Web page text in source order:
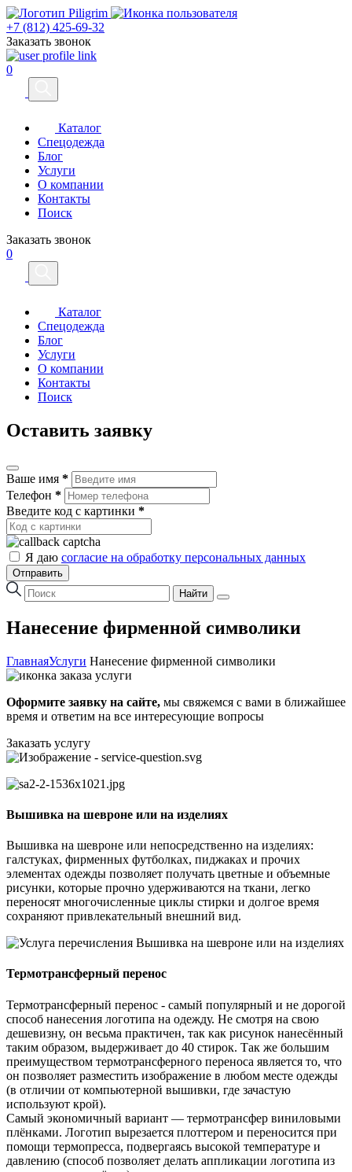
+7 (812) 425-69-32
Заказать звонок
0
Каталог
Спецодежда
Блог
Услуги
О компании
Контакты
Поиск
Заказать звонок
0
Каталог
Спецодежда
Блог
Услуги
О компании
Контакты
Поиск
Оставить заявку
Ваше имя *
Телефон *
Введите код с картинки *
Я даю согласие на обработку персональных данных
Отправить
Найти
Нанесение фирменной символики
ГлавнаяУслуги Нанесение фирменной символики
Оформите заявку на сайте, мы свяжемся с вами в ближайшее
время и ответим на все интересующие вопросы
Заказать услугу
Вышивка на шевроне или на изделиях
Вышивка на шевроне или непосредственно на изделиях:
галстуках, фирменных футболках, пиджаках и прочих
элементах одежды позволяет получать цветные и объемные
рисунки, которые прочно удерживаются на ткани, легко
переносят многочисленные циклы стирки и долгое время
сохраняют привлекательный внешний вид.
Термотрансферный перенос
Термотрансферный перенос - самый популярный и не дорогой
способ нанесения логотипа на одежду. Не смотря на свою
дешевизну, он весьма практичен, так как рисунок нанесённый
таким образом, выдерживает до 40 стирок. Так же большим
преимуществом термотрансферного переноса является то, что
он позволяет разместить изображение в любом месте одежды
(в отличии от компьютерной вышивки, где зачастую
используют крой).
Самый экономичный вариант — термотрансфер виниловыми
плёнками. Логотип вырезается плоттером и переносится при
помощи термопресса, подвергаясь высокой температуре и
давлению (способ позволяет делать аппликации логотипа из